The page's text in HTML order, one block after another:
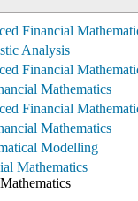
Financial
Analysis
Financial
Mathematics
Financial
Mathematics
Modelling
Mathematics